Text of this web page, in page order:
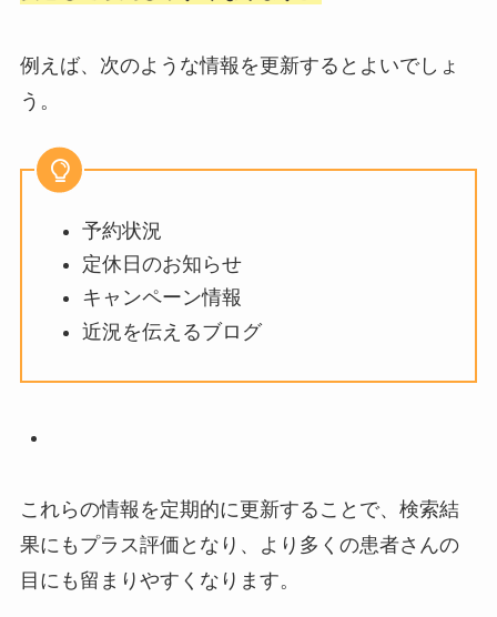
例えば、次のような情報を更新するとよいでしょ
う。
予約状況
定休日のお知らせ
キャンペーン情報
近況を伝えるブログ
これらの情報を定期的に更新することで、検索結
果にもプラス評価となり、より多くの患者さんの
目にも留まりやすくなります。